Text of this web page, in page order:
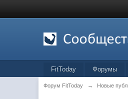
FitToday Форумы
Форум FitToday → Новые